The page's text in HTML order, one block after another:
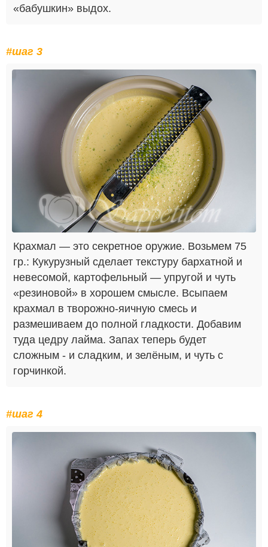
«бабушкин» выдох.
#шаг 3
Крахмал — это секретное оружие. Возьмем 75
гр.: Кукурузный сделает текстуру бархатной и
невесомой, картофельный — упругой и чуть
«резиновой» в хорошем смысле. Всыпаем
крахмал в творожно-яичную смесь и
размешиваем до полной гладкости. Добавим
туда цедру лайма. Запах теперь будет
сложным - и сладким, и зелёным, и чуть с
горчинкой.
#шаг 4